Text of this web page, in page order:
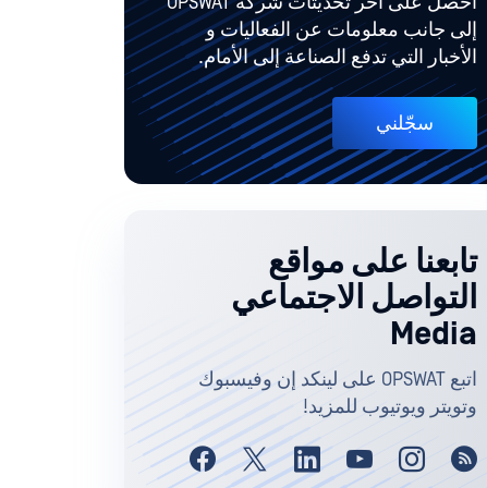
إلى جانب معلومات عن الفعاليات و
الأخبار التي تدفع الصناعة إلى الأمام.
سجّلني
تابعنا على مواقع
التواصل الاجتماعي
Media
اتبع OPSWAT على لينكد إن وفيسبوك
وتويتر ويوتيوب للمزيد!